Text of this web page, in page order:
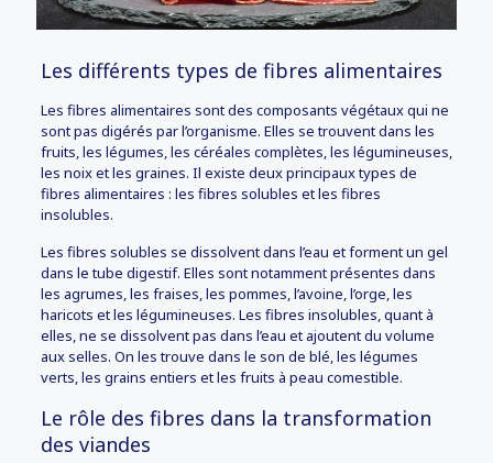
Les différents types de fibres alimentaires
Les fibres alimentaires sont des composants végétaux qui ne
sont pas digérés par l’organisme. Elles se trouvent dans les
fruits, les légumes, les céréales complètes, les légumineuses,
les noix et les graines. Il existe deux principaux types de
fibres alimentaires : les fibres solubles et les fibres
insolubles.
Les fibres solubles se dissolvent dans l’eau et forment un gel
dans le tube digestif. Elles sont notamment présentes dans
les agrumes, les fraises, les pommes, l’avoine, l’orge, les
haricots et les légumineuses. Les fibres insolubles, quant à
elles, ne se dissolvent pas dans l’eau et ajoutent du volume
aux selles. On les trouve dans le son de blé, les légumes
verts, les grains entiers et les fruits à peau comestible.
Le rôle des fibres dans la transformation
des viandes